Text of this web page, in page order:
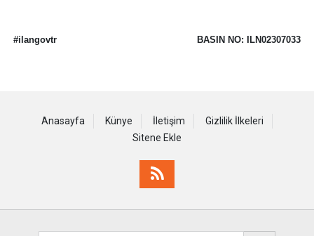
#ilangovtr BASIN NO: ILN02307033
Anasayfa Künye İletişim
Gizlilik İlkeleri
Sitene Ekle